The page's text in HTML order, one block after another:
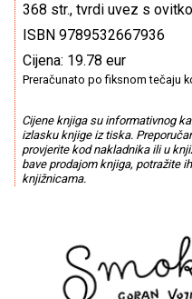
368 str., tvrdi uvez s
ISBN 9789532667936
Cijena: 19.78 eur
Preračunato po fiksnom tečaju
Cijene knjiga su informativnog
izlasku knjige iz tiska.
provjerite kod nakladnika ili u
bave prodajom knjiga, potražite
knjižnicama.